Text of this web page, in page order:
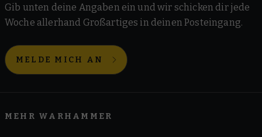
Gib unten deine Angaben ein und wir schicken dir jede
Woche allerhand Großartiges in deinen Posteingang.
MELDE MICH AN
MEHR WARHAMMER